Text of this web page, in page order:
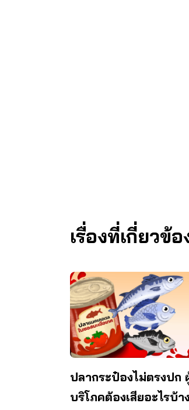
เรื่องที่เกี่ยวข้อ
ปลากระป๋องไม่ตรงปก
บริโภคต้องเสียอะไรบ้าง